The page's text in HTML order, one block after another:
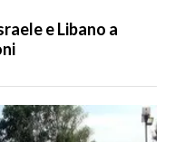
e Libano a